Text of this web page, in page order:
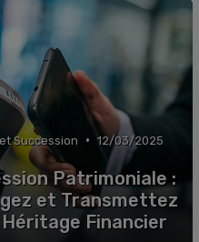
Succession • 12/03/2025
Patrimoniale :
et Transmettez
Financier